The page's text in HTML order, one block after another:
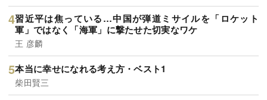
習近平は焦っている…中国が弾道ミサイルを「ロケット
軍」ではなく「海軍」に撃たせた切実なワケ
王 彦麟
本当に幸せになれる考え方・ベスト1
柴田賢三